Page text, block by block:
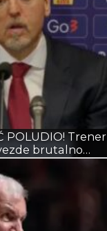
POLUDIO! Trener
brutalno…